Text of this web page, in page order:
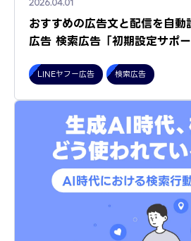
2026.04.01
おすすめの広告文と配信を自
広告 検索広告「初期設定サポ
LINEヤフー広告 検索広告